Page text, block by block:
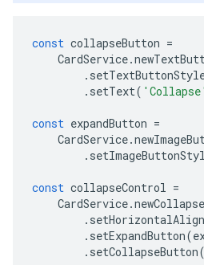
const collapseButton =
CardService.
.
. setText( 'Collapse'
const expandButton =
CardService.
.
const collapseControl =
CardService.
. setHorizontalAlign
. setExpandButton(
. setCollapseButton(